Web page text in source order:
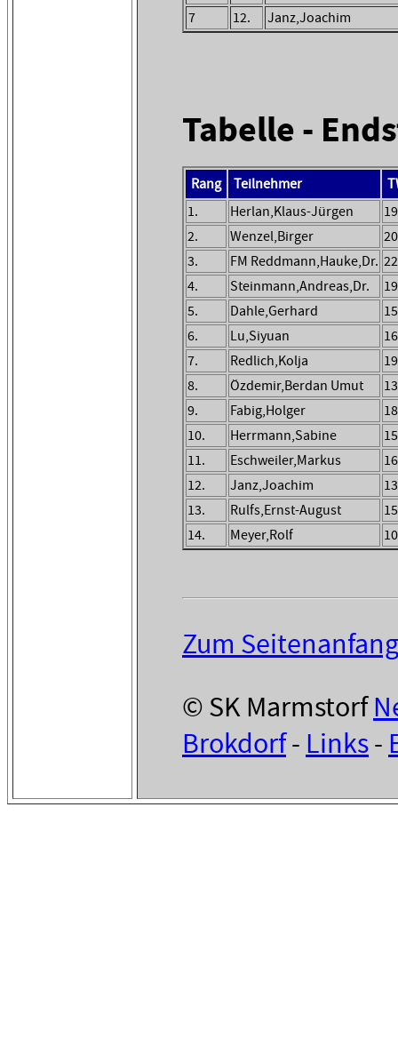
7
12. Janz,Joachim
Tabelle -
Rang Teilnehmer
1.
Herlan,Klaus-Jürgen
2.
Wenzel,Birger
3.
FM Reddmann,Hauke,Dr.
4.
Steinmann,Andreas,Dr.
5.
Dahle,Gerhard
6.
Lu,Siyuan
7.
Redlich,Kolja
8.
Özdemir,Berdan Umut
9.
Fabig,Holger
10.
Herrmann,Sabine
11.
Eschweiler,Markus
12.
Janz,Joachim
13.
Rulfs,Ernst-August
14.
Meyer,Rolf
Zum Seitenanfang
© SK Marmstorf
Brokdorf- Links-